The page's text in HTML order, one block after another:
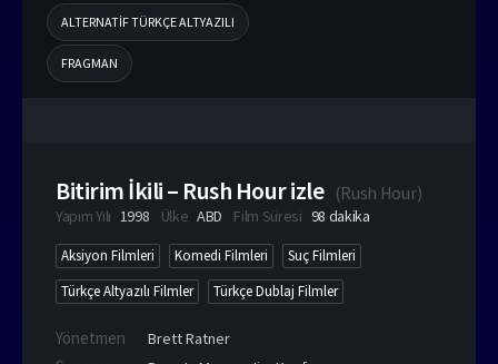
ALTERNATIF TÜRKÇE ALTYAZILI
FRAGMAN
Bitirim İkili – Rush Hour izle (Rush Hour)
Yapım Yılı 1998 Ülke ABD Film Süresi 98 dakika
Aksiyon Filmleri Komedi Filmleri
Suç Filmleri
Türkçe Altyazılı Filmler
Türkçe Dublaj Filmler
Yönetmen Brett Ratner